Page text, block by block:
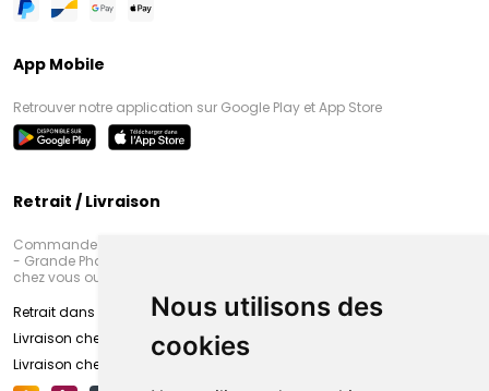
Nous utilisons des
cookies
App Mobile
Retrouver notre application sur Google Play et App Store
Retrait / Livraison
Commandez en ligne et venez chercher votre commande à Amiens
- Grande Pharmacie d’Amiens (Fachon) ou recevez-là rapidement
chez vous ou en point retrait
Retrait dans la pharmacie d’Amiens
Livraison chez vous
Livraison chez votre commerçant